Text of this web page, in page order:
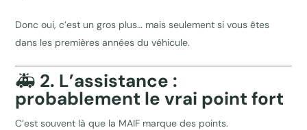
Donc oui, c’est un gros plus… mais seulement si vous êtes
dans les premières années du véhicule.
🚑 2. L’assistance :
probablement le vrai point fort
C’est souvent là que la MAIF marque des points.